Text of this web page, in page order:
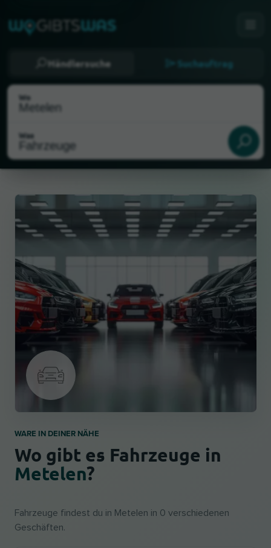
Händlersuche Suchauftrag
Wo
Was
Als meinen Standort wählen
WARE IN DEINER NÄHE
Wo gibt es Fahrzeuge in
Metelen?
Fahrzeuge findest du in Metelen in 0 verschiedenen
Geschäften.